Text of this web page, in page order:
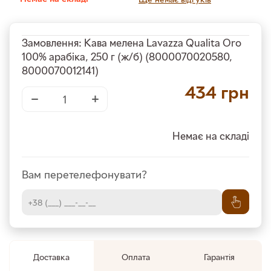
Замовлення: Кава мелена Lavazza Qualita Oro
100% арабіка, 250 г (ж/б) (8000070020580,
8000070012141)
− + 434 грн
Немає на складі
Вам перетелефонувати?
Доставка Оплата Гарантія